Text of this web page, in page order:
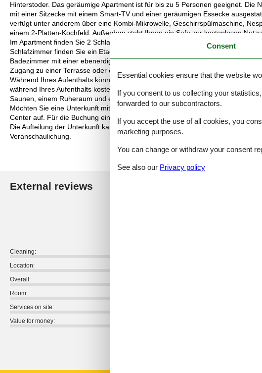
Hinterstoder. Das geräumige Apartment ist für bis zu 5 Personen geeignet. Die
mit einer Sitzecke mit einem Smart-TV und einer geräumigen Essecke
verfügt unter anderem über eine Kombi-Mikrowelle, Geschirrspülmaschine,
einem 2-Platten-Kochfeld. Außerdem steht Ihnen ein Safe zur kostenlosen
Im Apartment finden Sie 2 Schlafzimmer. Ein Schlafzimmer hat ein Doppelbett
Schlafzimmer finden Sie ein Etagenbett mit einem Doppelbett und einem
Badezimmer mit einer ebenerdigen Dusche, Waschbecken und Föhn. Es gibt
Zugang zu einer Terrasse oder einem Balkon mit Sitzgelegenheit. Hier können
Während Ihres Aufenthalts können Sie Ihr Auto kostenlos auf dem Parkplatz
während Ihres Aufenthalts kostenloses WLAN nutzen. Außerdem haben Sie als
Saunen, einem Ruheraum und einem Fitnessraum. Einige Apartments
Möchten Sie eine Unterkunft mit einer bestimmten Lage als Präferenz buchen?
Center auf. Für die Buchung einer Präferenz kann ein Aufpreis gelten.
Die Aufteilung der Unterkunft kann variieren. Die Grundrisse und Bilder
Veranschaulichung.
External reviews
Cleaning:
Location:
Overall:
Room:
Services on site:
Value for money:
Consent
Essential cookies ensure that the website
If you consent to us collecting your
forwarded to our subcontractors.
If you accept the use of all cookies, you
marketing purposes.
You can change or withdraw your consent
See also our Privacy policy